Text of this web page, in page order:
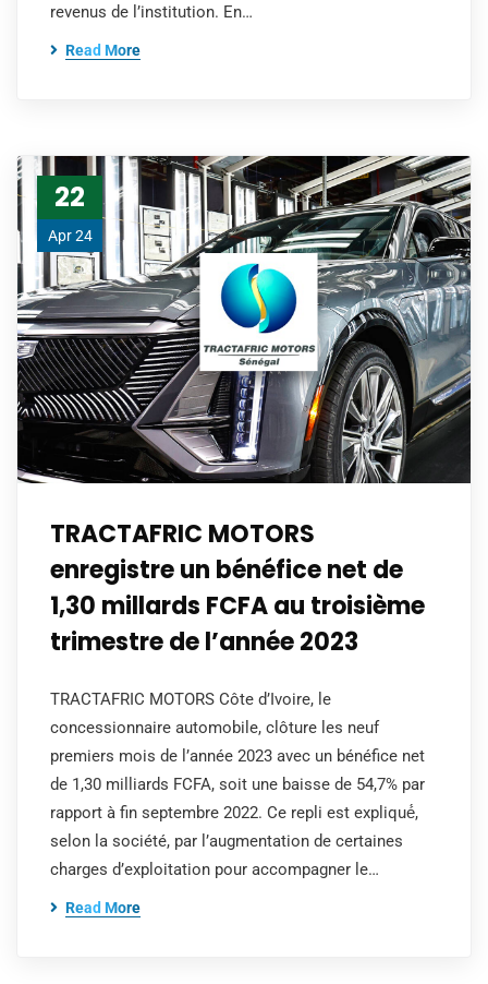
revenus de l’institution. En…
Read More
22
Apr 24
TRACTAFRIC MOTORS
enregistre un bénéfice net de
1,30 millards FCFA au troisième
trimestre de l’année 2023
TRACTAFRIC MOTORS Côte d’Ivoire, le
concessionnaire automobile, clôture les neuf
premiers mois de l’année 2023 avec un bénéfice net
de 1,30 milliards FCFA, soit une baisse de 54,7% par
rapport à fin septembre 2022. Ce repli est expliqué́,
selon la société, par l’augmentation de certaines
charges d’exploitation pour accompagner le…
Read More